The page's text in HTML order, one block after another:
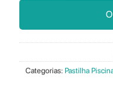
Categorias: Pastilha